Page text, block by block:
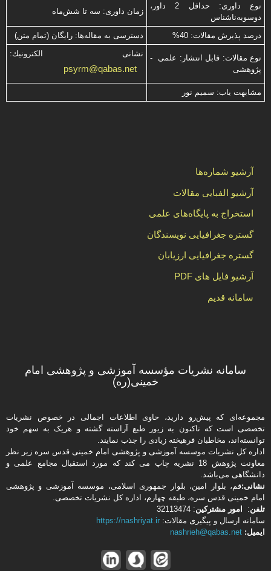
نوع داوری: حداقل 2 داور،
دوسویه‌ناشناس
زمان داوری: سه تا شش‌ماه
درصد پذیرش مقالات: 40% دسترسی به مقاله‌ها: رایگان (تمام متن)
نوع مقالات: قابل انتشار: علمی -
پژوهشی
نشانی الكترونیك:
psyrm@qabas.net
مشابهت ياب: سميم نور
آرشیو شماره‌ها
آرشیو الفبایی مقالات
استخراج به پایگاه‌های علمی
گستره جغرافیایی نویسندگان
گستره جغرافیایی ارزیابان
آرشیو فایل های PDF
سامانه قدیم
سامانه نشریات مؤسسه آموزشی و پژوهشی امام
خمینی(ره)
مجموعه‌ای که پیش‌رو دارید،‌ حاوی اطلاعات اجمالی در خصوص نشریات
تخصصی است که تاکنون به زیور طبع آراسته گشته و هریک به سهم خود
توانسته‌اند، مخاطبان فرهیخته‌ زیادی را جذب نمایند.
اداره كل نشریات موسسه آموزشی و پژوهشی امام خمینی قدس سره زیر نظر
معاونت پژوهش 18 نشریه چاپ می کند که مورد استقبال مجامع علمی و
دانشگاهی می‌باشد.
نشانی:قم، بلوار امین، بلوار جمهوری اسلامی، موسسه آموزشی و پژوهشی
امام خمینی قدس سره، طبقه چهارم، اداره كل نشریات تخصصی.
تلفن: امور مشتركین: 32113474
سامانه ارسال و پیگیری مقالات: https://nashriyat.ir
ایمیل: nashrieh@qabas.net